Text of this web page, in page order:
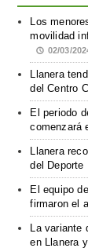
Los
movilidad
02/03/
Llanera
del Centro
El periodo
comenzará
Llanera
del Deporte
El equipo
firmaron el
La variante
en Llanera